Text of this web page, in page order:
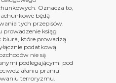
Oznacza to,
będą
tych przepisów.
prowadzenie ksiąg
biura, które prowadzą
podatkową
nie są
podlegającymi pod
praniu
terroryzmu.